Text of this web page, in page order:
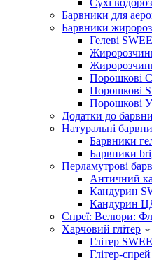
Барвники для
Барвники
Гелеві
Порошкові
Порошкові
Порошкові
Додатки до
Натуральні
Барвники
Барвники
Перламутрові
Античний
Кандурин
Кандурин
Спреї: Велюри:
Харчовий глітер
Глітер
Глітер-